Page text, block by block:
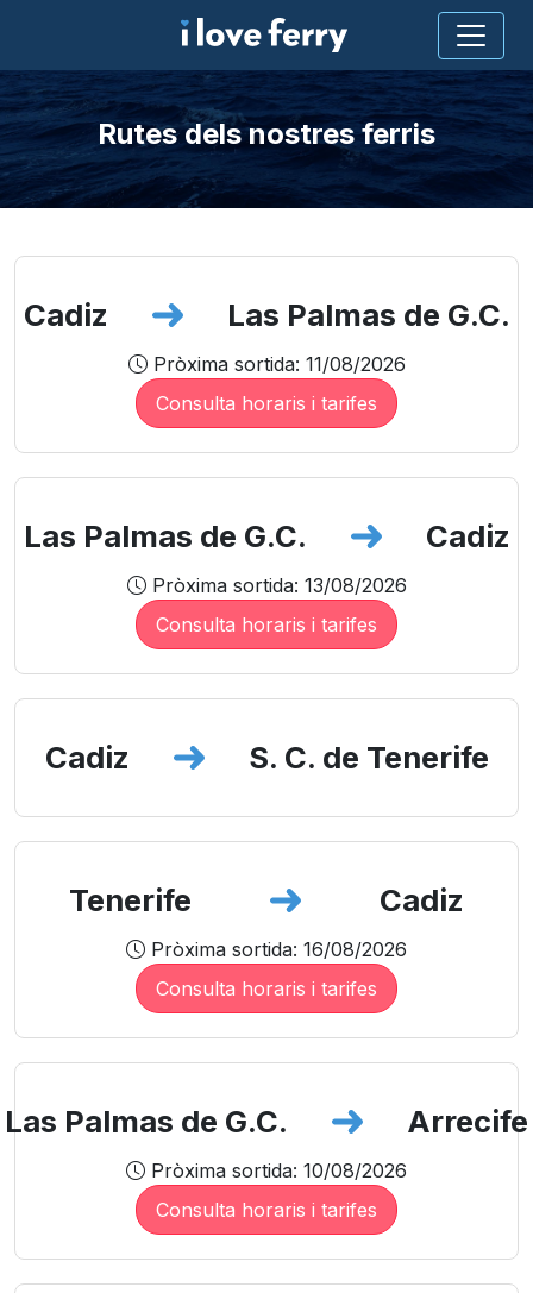
Rutes dels nostres ferris
Cadiz Las Palmas de G.C.
Pròxima sortida: 11/08/2026
Consulta horaris i tarifes
Las Palmas de G.C. Cadiz
Pròxima sortida: 13/08/2026
Consulta horaris i tarifes
Cadiz S. C. de Tenerife
Tenerife Cadiz
Pròxima sortida: 16/08/2026
Consulta horaris i tarifes
Las Palmas de G.C. Arrecife
Pròxima sortida: 10/08/2026
Consulta horaris i tarifes